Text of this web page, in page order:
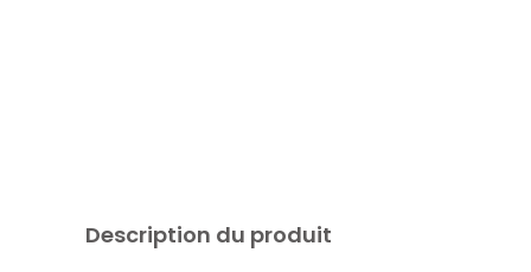
Description du produit